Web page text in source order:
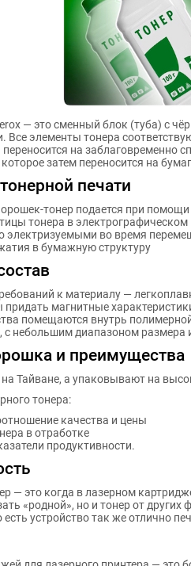
— это сменный блок (туба) с
Все элементы тонера
переносится на
затем переносится на
печати
тонер подается при
тонера в
электризуемыми во время
в бумажную структуру
к материалу —
магнитные
помещаются внутрь
небольшим диапазоном размера
и преимущества
Тайване, а упаковывают на
тонера:
качества и цены
в отработке
продуктивности.
— это когда в лазерном
«родной», но и тонер от
устройство так же отлично